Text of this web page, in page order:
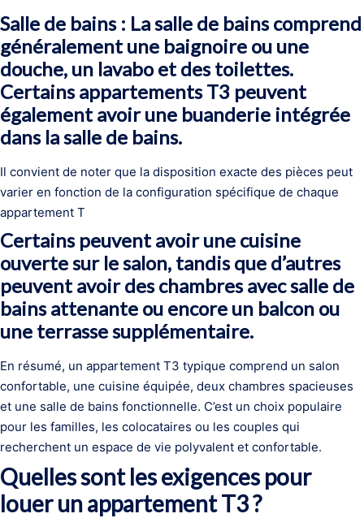
Salle de bains : La salle de bains comprend
généralement une baignoire ou une
douche, un lavabo et des toilettes.
Certains appartements T3 peuvent
également avoir une buanderie intégrée
dans la salle de bains.
Il convient de noter que la disposition exacte des pièces peut
varier en fonction de la configuration spécifique de chaque
appartement T
Certains peuvent avoir une cuisine
ouverte sur le salon, tandis que d’autres
peuvent avoir des chambres avec salle de
bains attenante ou encore un balcon ou
une terrasse supplémentaire.
En résumé, un appartement T3 typique comprend un salon
confortable, une cuisine équipée, deux chambres spacieuses
et une salle de bains fonctionnelle. C’est un choix populaire
pour les familles, les colocataires ou les couples qui
recherchent un espace de vie polyvalent et confortable.
Quelles sont les exigences pour
louer un appartement T3 ?